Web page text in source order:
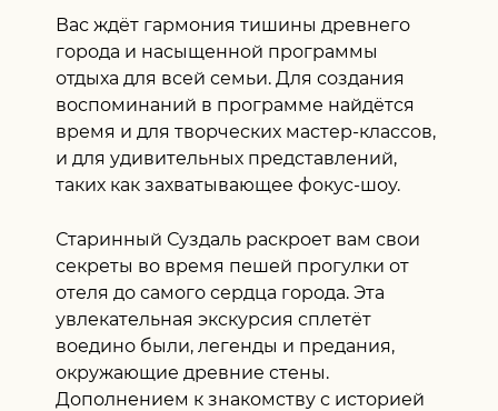
Вас ждёт гармония тишины древнего
города и насыщенной программы
отдыха для всей семьи. Для создания
воспоминаний в программе найдётся
время и для творческих мастер-классов,
и для удивительных представлений,
таких как захватывающее фокус-шоу.
Старинный Суздаль раскроет вам свои
секреты во время пешей прогулки от
отеля до самого сердца города. Эта
увлекательная экскурсия сплетёт
воедино были, легенды и предания,
окружающие древние стены.
Дополнением к знакомству с историей